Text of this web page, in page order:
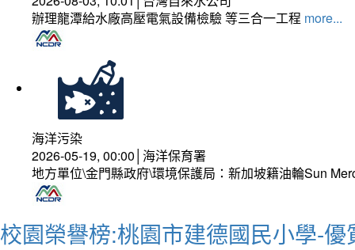
辦理龍潭給水廠高壓電氣設備檢驗 等三合一工程 more...
海洋污染
2026-05-19, 00:00│海洋保育署
地方單位\金門縣政府\環境保護局：新加坡籍油輪Sun
校園榮譽榜:桃園市建德國民小學-優